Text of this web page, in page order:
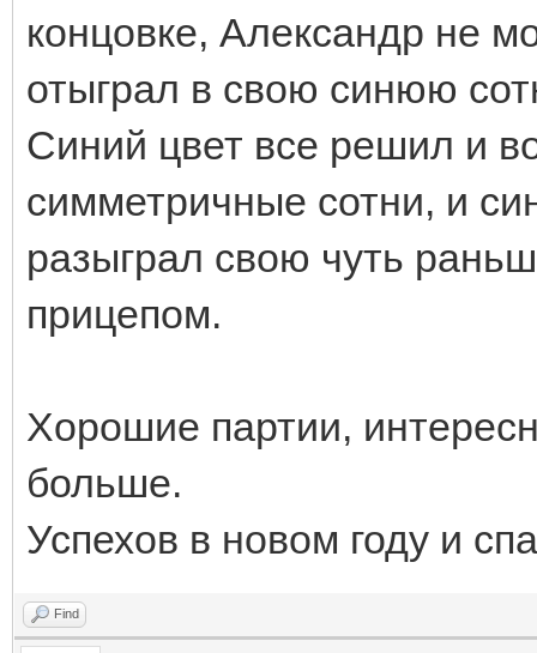
концовке, Александр не
отыграл в свою синюю
Синий цвет все решил и
симметричные сотни, и
разыграл свою чуть
прицепом.
Хорошие партии,
больше.
Успехов в новом году и
Find